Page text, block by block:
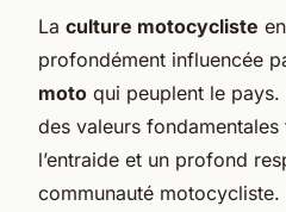
La culture motocycliste
profondément influencée
moto qui peuplent le
des valeurs
l’entraide et un profond
communauté motocycliste.